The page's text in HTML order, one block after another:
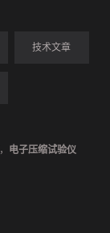
技术文章
， 电子压缩试验仪